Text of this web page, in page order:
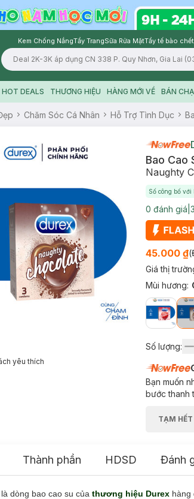
Kem Chống NắngTẩy TrangSữa Rửa MặtTẩy tế bào chết
HOT DEALS THƯƠNG HIỆU HÀNG MỚI VỀ BÁN
Chăm Sóc Cá Nhân Hỗ Trợ Tình Dục
yêu thích
Bao Cao
Naughty
Số công bố
0 đánh giá 3
45.000 ₫
Giá thị
Mùi hương:
Số lượng:
Bạn muốn
bước thanh
TẠM
Thành phần HDSD Đánh
là dòng bao cao su của thương hiệu Durex hàng